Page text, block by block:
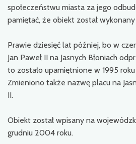
społeczeństwu miasta za jego
pamiętać, że obiekt został
Prawie dziesięć lat później, bo w
Jan Paweł II na Jasnych Błoniach
to zostało upamiętnione w 1995
Zmieniono także nazwę placu na
II.
Obiekt został wpisany na
grudniu 2004 roku.